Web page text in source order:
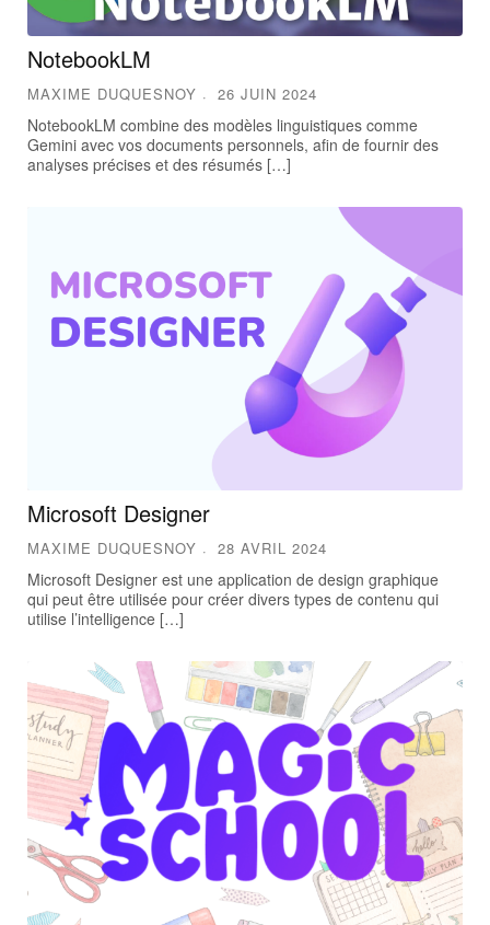
NotebookLM
MAXIME DUQUESNOY 26 JUIN 2024
NotebookLM combine des modèles linguistiques comme
Gemini avec vos documents personnels, afin de fournir des
analyses précises et des résumés […]
Microsoft Designer
MAXIME DUQUESNOY 28 AVRIL 2024
Microsoft Designer est une application de design graphique
qui peut être utilisée pour créer divers types de contenu qui
utilise l’intelligence […]